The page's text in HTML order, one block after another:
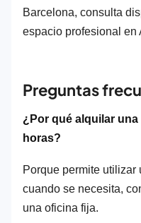
Barcelona, consulta
espacio profesional en
Preguntas
¿Por qué alquilar
horas?
Porque permite
cuando se necesita,
una oficina fija.